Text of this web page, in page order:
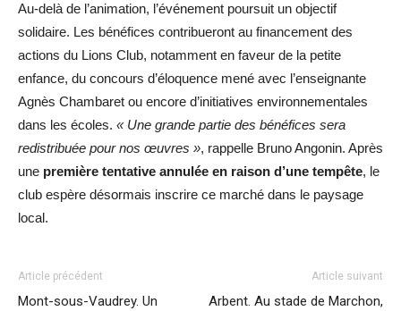
Au-delà de l’animation, l’événement poursuit un objectif
solidaire. Les bénéfices contribueront au financement des
actions du Lions Club, notamment en faveur de la petite
enfance, du concours d’éloquence mené avec l’enseignante
Agnès Chambaret ou encore d’initiatives environnementales
dans les écoles. « Une grande partie des bénéfices sera
redistribuée pour nos œuvres », rappelle Bruno Angonin. Après
une première tentative annulée en raison d’une tempête, le
club espère désormais inscrire ce marché dans le paysage
local.
Article précédent
Mont-sous-Vaudrey. Un
Article suivant
Arbent. Au stade de Marchon,